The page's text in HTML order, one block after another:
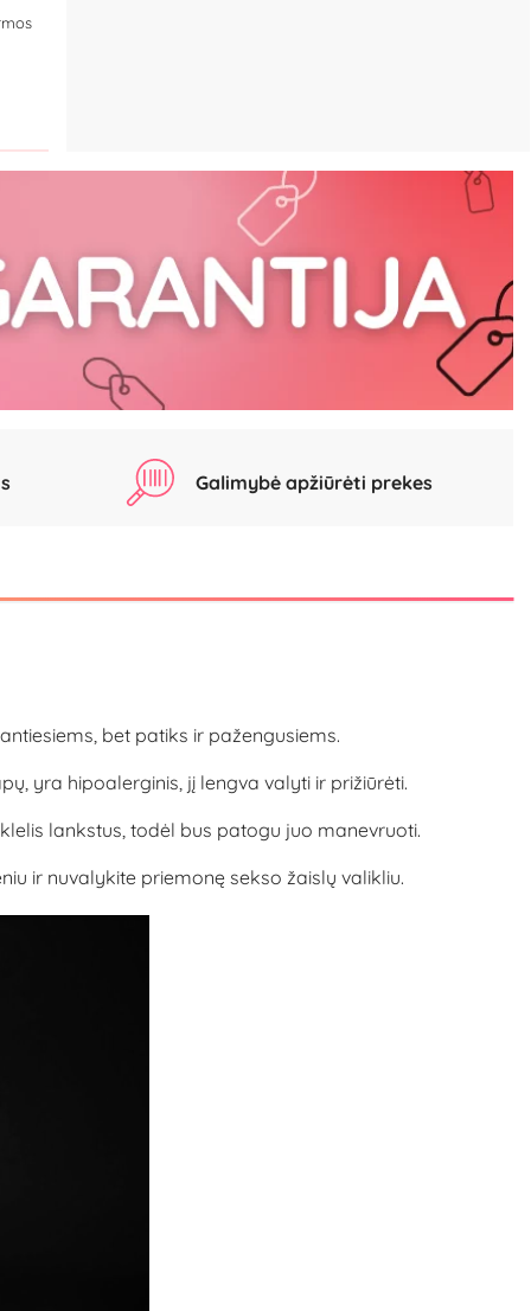
Galimybė apžiūrėti prekes
bet patiks ir pažengusiems.
yra hipoalerginis, jį lengva valyti ir prižiūrėti.
lankstus, todėl bus patogu juo manevruoti.
ir nuvalykite priemonę sekso žaislų valikliu.